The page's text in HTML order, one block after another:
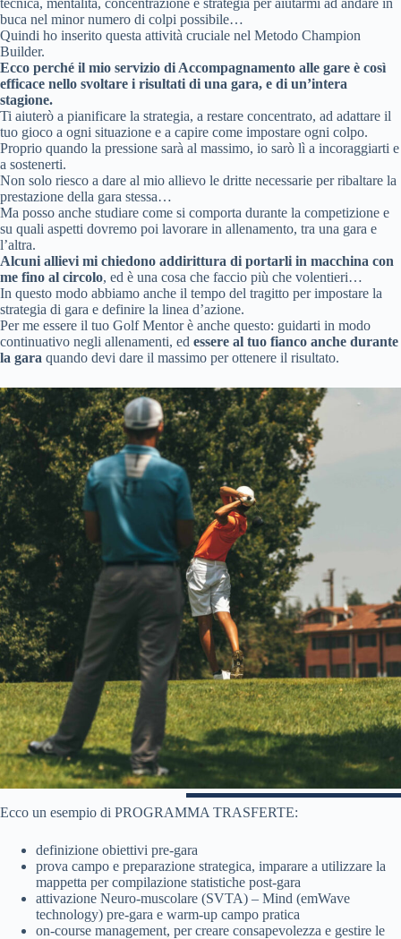
buca nel minor numero di colpi possibile…
Quindi ho inserito questa attività cruciale nel Metodo Champion
Builder.
Ecco perché il mio servizio di Accompagnamento alle gare è così
efficace nello svoltare i risultati di una gara, e di un’intera
stagione.
Ti aiuterò a pianificare la strategia, a restare concentrato, ad adattare il
tuo gioco a ogni situazione e a capire come impostare ogni colpo.
Proprio quando la pressione sarà al massimo, io sarò lì a incoraggiarti e
a sostenerti.
Non solo riesco a dare al mio allievo le dritte necessarie per ribaltare la
prestazione della gara stessa…
Ma posso anche studiare come si comporta durante la competizione e
su quali aspetti dovremo poi lavorare in allenamento, tra una gara e
l’altra.
Alcuni allievi mi chiedono addirittura di portarli in macchina con
me fino al circolo, ed è una cosa che faccio più che volentieri…
In questo modo abbiamo anche il tempo del tragitto per impostare la
strategia di gara e definire la linea d’azione.
Per me essere il tuo Golf Mentor è anche questo: guidarti in modo
continuativo negli allenamenti, ed essere al tuo fianco anche durante
la gara quando devi dare il massimo per ottenere il risultato.
Ecco un esempio di PROGRAMMA TRASFERTE:
definizione obiettivi pre-gara
prova campo e preparazione strategica, imparare a utilizzare la
mappetta per compilazione statistiche post-gara
attivazione Neuro-muscolare (SVTA) – Mind (emWave
technology) pre-gara e warm-up campo pratica
on-course management, per creare consapevolezza e gestire le